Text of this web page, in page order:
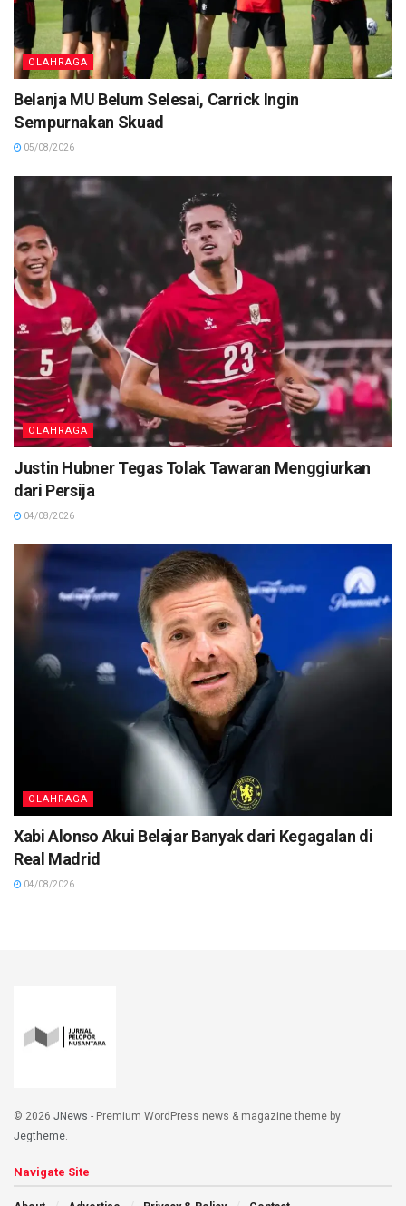
OLAHRAGA
Belanja MU Belum Selesai, Carrick Ingin
Sempurnakan Skuad
05/08/2026
OLAHRAGA
Justin Hubner Tegas Tolak Tawaran Menggiurkan
dari Persija
04/08/2026
OLAHRAGA
Xabi Alonso Akui Belajar Banyak dari Kegagalan di
Real Madrid
04/08/2026
© 2026 JNews - Premium WordPress news & magazine theme by
Jegtheme.
Navigate Site